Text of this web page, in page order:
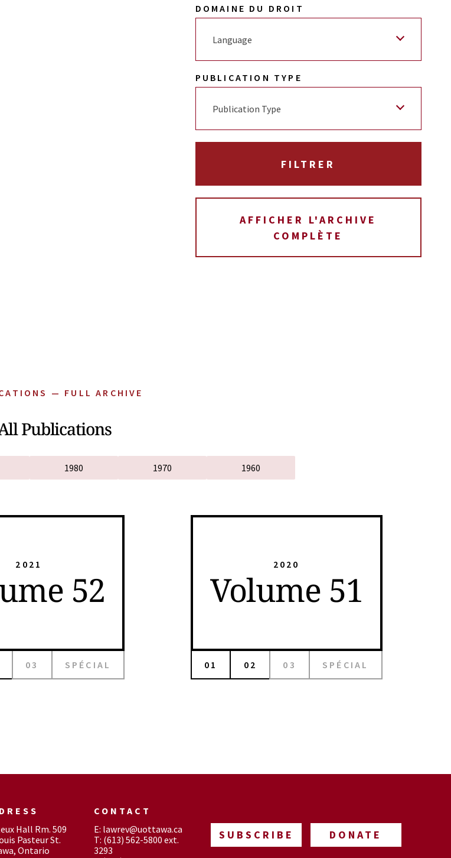
DOMAINE DU DROIT
Language
PUBLICATION TYPE
Publication Type
AFFICHER L'ARCHIVE
COMPLÈTE
— FULL ARCHIVE
Publications
1980 1970 1960
2021
52
03 SPÉCIAL
2020
Volume 51
01 02 03 SPÉCIAL
Hall Rm. 509
Pasteur St.
Ontario
CONTACT
E: lawrev@uottawa.ca
T: (613) 562-5800 ext.
3293
SUBSCRIBE DONATE